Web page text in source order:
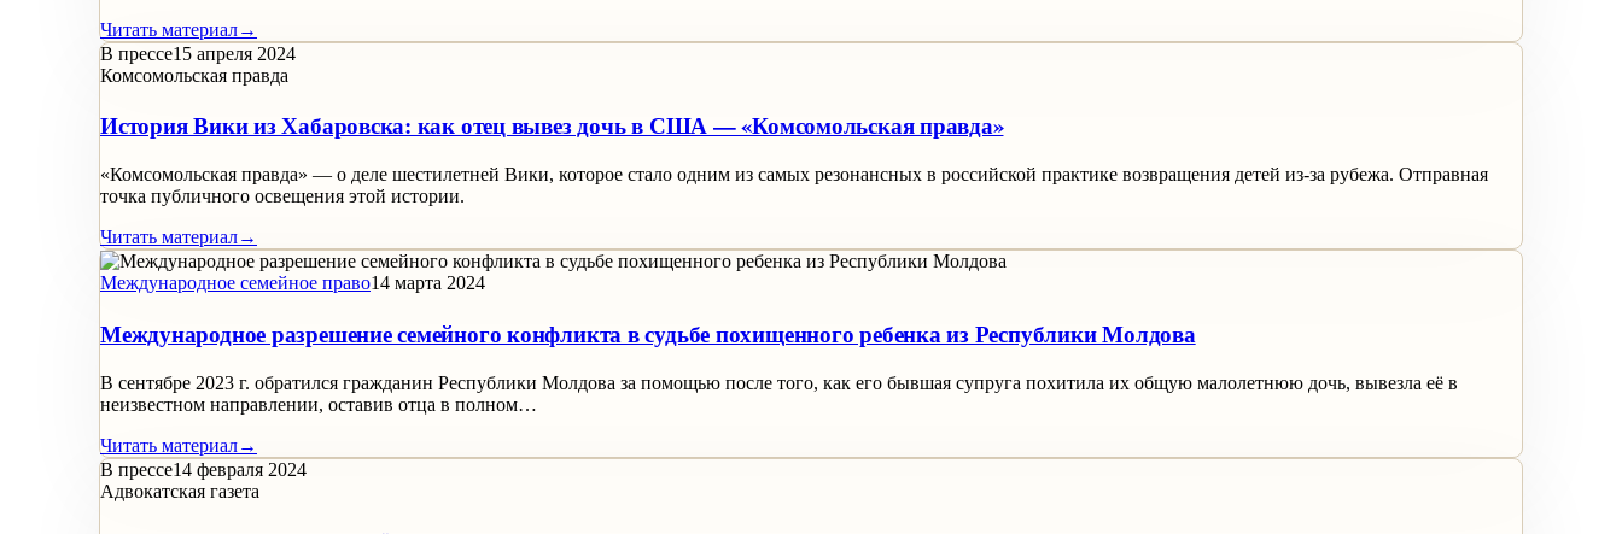
Читать материал→
В прессе15 апреля 2024
Комсомольская правда
История Вики из Хабаровска: как отец вывез дочь в США — «Комсомольская правда»
«Комсомольская правда» — о деле шестилетней Вики, которое стало одним из самых резонансных в российской практике возвращения детей из-за рубежа. Отправная
точка публичного освещения этой истории.
Читать материал→
Международное семейное право14 марта 2024
Международное разрешение семейного конфликта в судьбе похищенного ребенка из Республики Молдова
В сентябре 2023 г. обратился гражданин Республики Молдова за помощью после того, как его бывшая супруга похитила их общую малолетнюю дочь, вывезла её в
неизвестном направлении, оставив отца в полном…
Читать материал→
В прессе14 февраля 2024
Адвокатская газета